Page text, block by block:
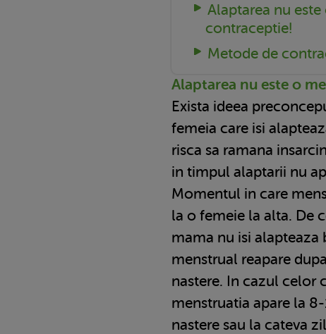
Alaptarea nu
contraceptie!
Metode de
Alaptarea nu este o
Exista ideea
femeia care isi
risca sa ramana
in timpul alaptarii nu
Momentul in care
la o femeie la alta. De
mama nu isi alapteaza
menstrual reapare
nastere. In cazul celor
menstruatia apare la
nastere sau la cateva